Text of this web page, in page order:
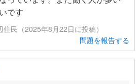
です
民（2025年8月22日に投稿）
問題を報告する